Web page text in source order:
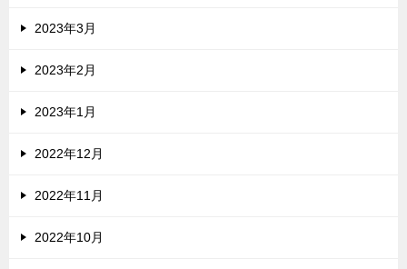
2023年3月
2023年2月
2023年1月
2022年12月
2022年11月
2022年10月